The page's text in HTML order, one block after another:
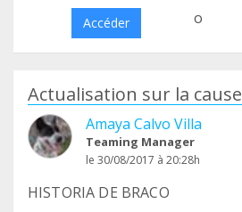
Accéder o
Actualisation sur la cause
Amaya Calvo Villa
Teaming Manager
le 30/08/2017 à 20:28h
HISTORIA DE BRACO